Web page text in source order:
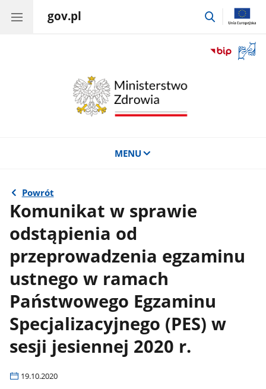
gov.pl
przejdź
okno
MENU
Powrót
Komunikat w sprawie
odstąpienia od
przeprowadzenia egzaminu
ustnego w ramach
Państwowego Egzaminu
Specjalizacyjnego (PES) w
sesji jesiennej 2020 r.
19.10.2020